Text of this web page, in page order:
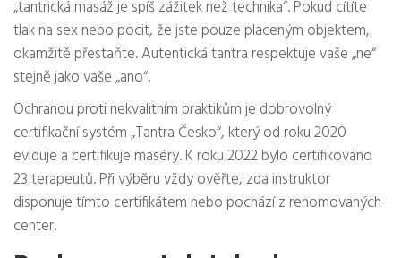
„tantrická masáž je spíš zážitek než technika“. Pokud cítíte
tlak na sex nebo pocit, že jste pouze placeným objektem,
okamžitě přestaňte. Autentická tantra respektuje vaše „ne“
stejně jako vaše „ano“.
Ochranou proti nekvalitním praktikům je dobrovolný
certifikační systém „Tantra Česko“, který od roku 2020
eviduje a certifikuje maséry. K roku 2022 bylo certifikováno
23 terapeutů. Při výběru vždy ověřte, zda instruktor
disponuje tímto certifikátem nebo pochází z renomovaných
center.